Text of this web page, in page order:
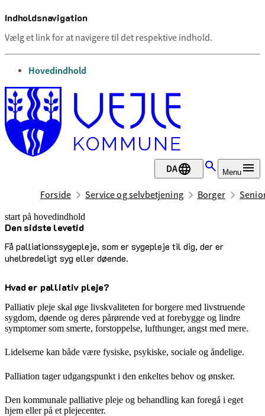
Indholdsnavigation
Vælg et link for at navigere til det respektive indhold.
gå til
Hovedindhold
DA Menu
Forside Service og selvbetjening Borger
start på hovedindhold
Den sidste levetid
Få palliationssygepleje, som er sygepleje til dig, der er
uhelbredeligt syg eller døende.
senest opdateret 13. marts 2025
Hvad er palliativ pleje?
Palliativ pleje skal øge livskvaliteten for borgere med livstruende
sygdom, døende og deres pårørende ved at forebygge og lindre
symptomer som smerte, forstoppelse, lufthunger, angst med mere.
Lidelserne kan både være fysiske, psykiske, sociale og åndelige.
Palliation tager udgangspunkt i den enkeltes behov og ønsker.
Den kommunale palliative pleje og behandling kan foregå i eget
hjem eller på et plejecenter.